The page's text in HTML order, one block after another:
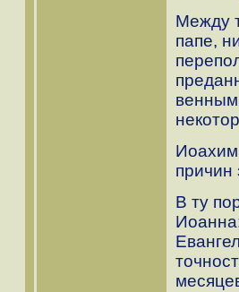
Между
папе,
Иоахим
причин
В ту